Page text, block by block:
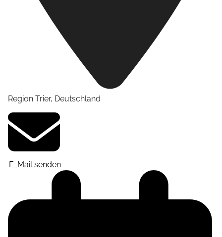
Region Trier, Deutschland
E-Mail senden